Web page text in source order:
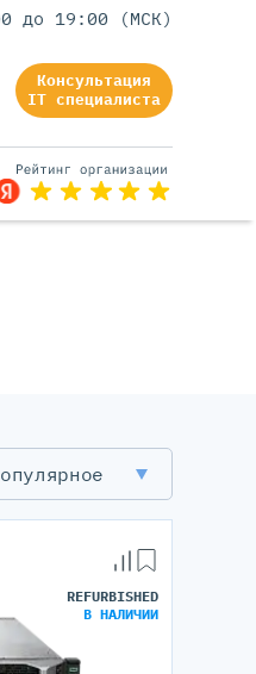
до 19:00 (МСК)
Консультация
IT специалиста
REFURBISHED
В НАЛИЧИИ